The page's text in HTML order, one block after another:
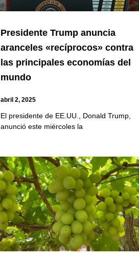
Presidente Trump anuncia
aranceles «recíprocos» contra
las principales economías del
mundo
abril 2, 2025
El presidente de EE.UU., Donald Trump,
anunció este miércoles la